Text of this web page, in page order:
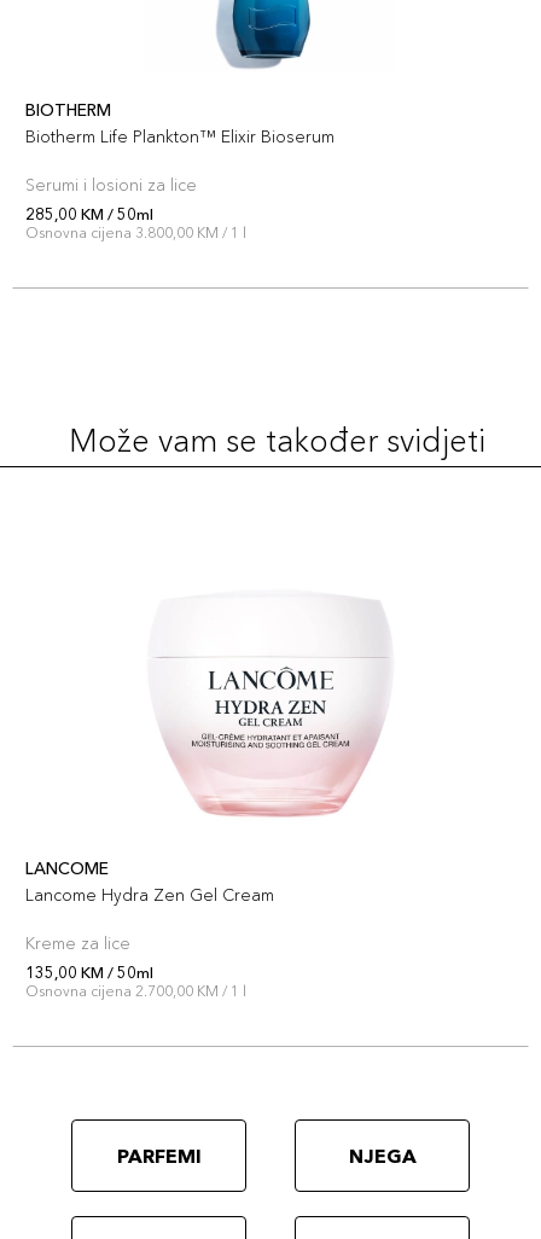
BIOTHERM
Biotherm Life Plankton™ Elixir Bioserum
Serumi i losioni za lice
285,00 KM / 50ml
Osnovna cijena 3.800,00 KM / 1 l
Može vam se također svidjeti
LANCOME
Lancome Hydra Zen Gel Cream
Kreme za lice
135,00 KM / 50ml
Osnovna cijena 2.700,00 KM / 1 l
PARFEMI NJEGA